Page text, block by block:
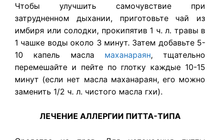
Чтобы улучшить самочувствие при
затрудненном дыхании, приготовьте чай из
имбиря или солодки, прокипятив 1 ч. л. травы в
1 чашке воды около 3 минут. Затем добавьте 5-
10 капель масла маханараян, тщательно
перемешайте и пейте по глотку каждые 10-15
минут (если нет масла маханараян, его можно
заменить 1/2 ч. л. чистого масла гхи).
ЛЕЧЕНИЕ АЛЛЕРГИИ ПИТТА-ТИПА